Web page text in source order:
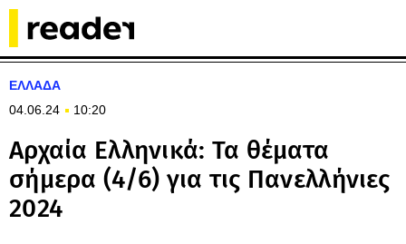
ΕΛΛΑΔΑ
04.06.24
10:20
Αρχαία Ελληνικά: Τα θέματα
σήμερα (4/6) για τις Πανελλήνιες
2024